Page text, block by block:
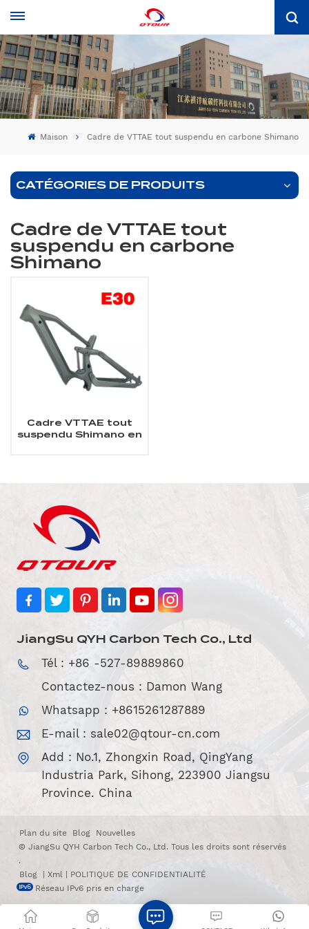
Maison Cadre de VTTAE tout suspendu en carbone Shimano
CATÉGORIES DE PRODUITS
Cadre de VTTAE tout
suspendu en carbone
Shimano
Cadre VTTAE tout
suspendu Shimano en
JiangSu QYH Carbon Tech Co., Ltd
Tél : +86 -527-89889860
Contactez-nous : Damon Wang
Whatsapp : +8615261287889
E-mail : sale02@qtour-cn.com
Add : No.1, Zhongxin Road, QingYang
Industria Park, Sihong, 223900 Jiangsu
Province. China
Plan du site Blog
Nouvelles
© JiangSu QYH Carbon Tech Co., Ltd. Tous les droits sont réservés
.
Blog
Xml
POLITIQUE DE CONFIDENTIALITÉ
Réseau IPv6 pris en charge